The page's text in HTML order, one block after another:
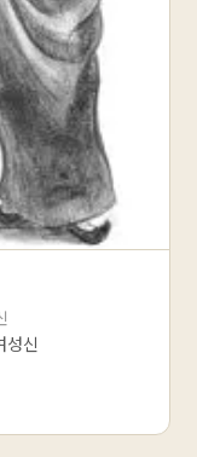
성신